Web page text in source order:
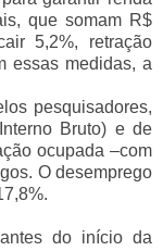
que somam R$
5,2%, retração
essas medidas, a
pesquisadores,
Bruto) e de
ocupada –com
O desemprego
do início da